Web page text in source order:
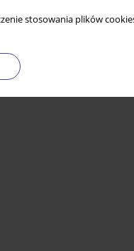
stosowania plików